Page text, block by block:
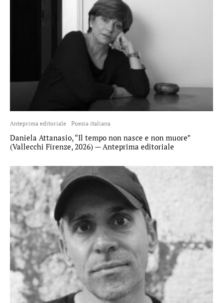
Anteprima editoriale Poesia italiana
Daniela Attanasio, “Il tempo non nasce e non muore”
(Vallecchi Firenze, 2026) — Anteprima editoriale